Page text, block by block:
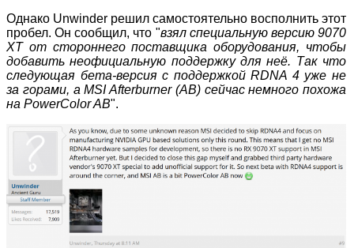
Однако Unwinder решил самостоятельно восполнить этот
пробел. Он сообщил, что "взял специальную версию 9070
XT от стороннего поставщика оборудования, чтобы
добавить неофициальную поддержку для неё. Так что
следующая бета-версия с поддержкой RDNA 4 уже не
за горами, а MSI Afterburner (AB) сейчас немного похожа
на PowerColor AB".